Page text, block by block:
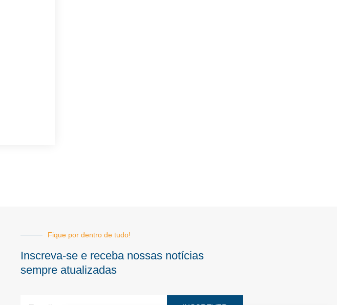
Fique por dentro de tudo!
Inscreva-se e receba nossas notícias
sempre atualizadas